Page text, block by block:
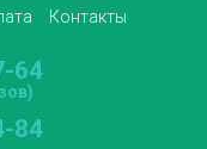
Контакты
64
84